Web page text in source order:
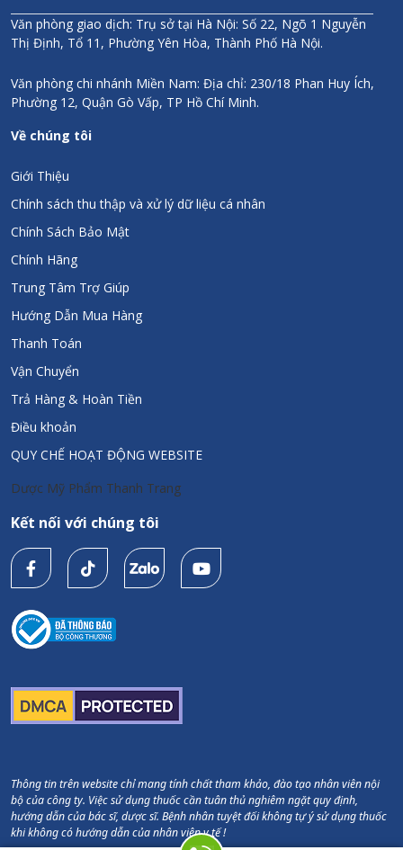
Văn phòng giao dịch: Trụ sở tại Hà Nội: Số 22, Ngõ 1 Nguyễn
Thị Định, Tổ 11, Phường Yên Hòa, Thành Phố Hà Nội.
Văn phòng chi nhánh Miền Nam: Địa chỉ: 230/18 Phan Huy Ích,
Phường 12, Quận Gò Vấp, TP Hồ Chí Minh.
Về chúng tôi
Giới Thiệu
Chính sách thu thập và xử lý dữ liệu cá nhân
Chính Sách Bảo Mật
Chính Hãng
Trung Tâm Trợ Giúp
Hướng Dẫn Mua Hàng
Thanh Toán
Vận Chuyển
Trả Hàng & Hoàn Tiền
Điều khoản
QUY CHẾ HOẠT ĐỘNG WEBSITE
Dược Mỹ Phẩm Thanh Trang
Kết nối với chúng tôi
Thông tin trên website chỉ mang tính chất tham khảo, đào tạo nhân viên nội
bộ của công ty. Việc sử dụng thuốc cần tuân thủ nghiêm ngặt quy định,
hướng dẫn của bác sĩ, dược sĩ. Bệnh nhân tuyệt đối không tự ý sử dụng thuốc
khi không có hướng dẫn của nhân viên y tế !